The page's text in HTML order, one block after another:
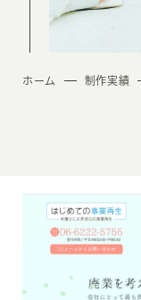
ホーム 制作実績